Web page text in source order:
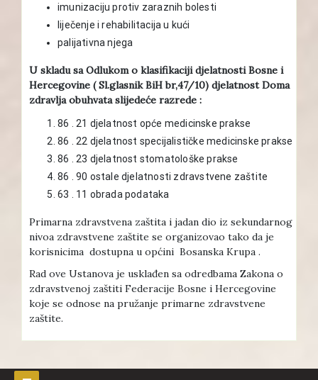
imunizaciju protiv zaraznih bolesti
liječenje i rehabilitacija u kući
palijativna njega
U skladu sa Odlukom o klasifikaciji djelatnosti Bosne i
Hercegovine ( Sl.glasnik BiH br,47/10) djelatnost Doma
zdravlja obuhvata slijedeće razrede :
86 . 21 djelatnost opće medicinske prakse
86 . 22 djelatnost specijalističke medicinske prakse
86 . 23 djelatnost stomatološke prakse
86 . 90 ostale djelatnosti zdravstvene zaštite
63 . 11 obrada podataka
Primarna zdravstvena zaštita i jadan dio iz sekundarnog
nivoa zdravstvene zaštite se organizovao tako da je
korisnicima dostupna u općini Bosanska Krupa .
Rad ove Ustanova je usklađen sa odredbama Zakona o
zdravstvenoj zaštiti Federacije Bosne i Hercegovine
koje se odnose na pružanje primarne zdravstvene
zaštite.